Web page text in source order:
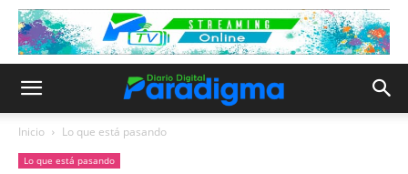
Inicio Lo que está pasando
Lo que está pasando